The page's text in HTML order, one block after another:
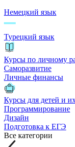
Немецкий язык
Турецкий язык
Курсы по личному
Саморазвитие
Личные финансы
Курсы для детей и
Программирование
Дизайн
Подготовка к ЕГЭ
Все категории